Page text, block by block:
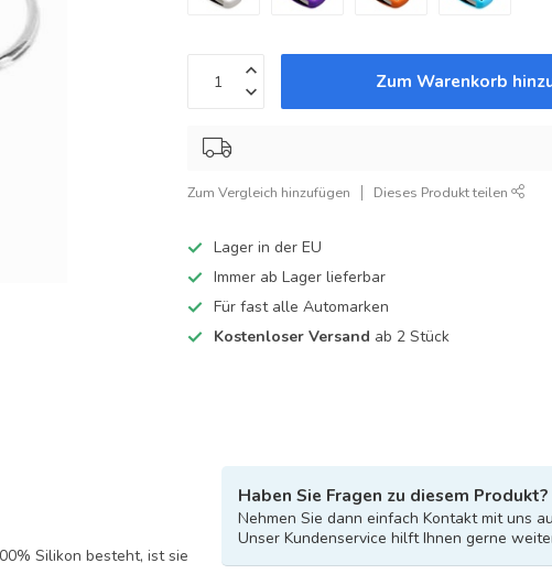
Zum Warenkorb
Zum Vergleich hinzufügen Dieses Produkt teilen
Lager in der EU
Immer ab Lager lieferbar
Für fast alle Automarken
Kostenloser Versand ab 2 Stück
Silikon besteht, ist sie
Haben Sie Fragen zu diesem Produkt?
Nehmen Sie dann einfach Kontakt mit uns
Unser Kundenservice hilft Ihnen gerne